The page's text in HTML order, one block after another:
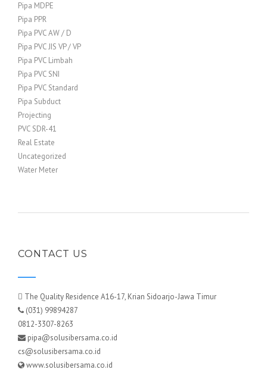
Pipa MDPE
Pipa PPR
Pipa PVC AW / D
Pipa PVC JIS VP / VP
Pipa PVC Limbah
Pipa PVC SNI
Pipa PVC Standard
Pipa Subduct
Projecting
PVC SDR-41
Real Estate
Uncategorized
Water Meter
CONTACT US
The Quality Residence A16-17, Krian Sidoarjo-Jawa Timur
(031) 99894287
0812-3307-8263
pipa@solusibersama.co.id
cs@solusibersama.co.id
www.solusibersama.co.id